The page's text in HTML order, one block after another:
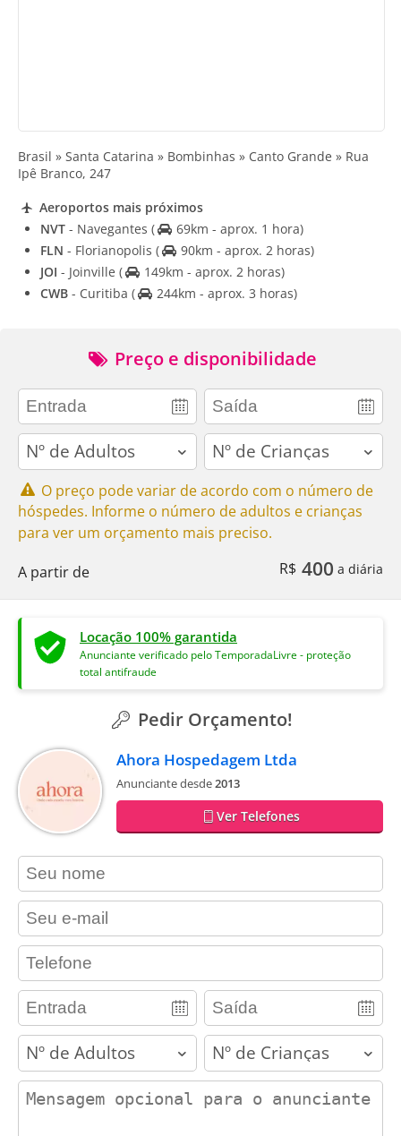
Brasil » Santa Catarina » Bombinhas » Canto Grande » Rua
Ipê Branco, 247
Aeroportos mais próximos
NVT - Navegantes (
69km - aprox. 1 hora)
FLN - Florianopolis (
90km - aprox. 2 horas)
JOI - Joinville (
149km - aprox. 2 horas)
CWB - Curitiba ( 244km - aprox. 3 horas)
Preço e disponibilidade
adults children
O preço pode variar de acordo com o número de
hóspedes. Informe o número de adultos e crianças
para ver um orçamento mais preciso.
A partir de
R$ 400 a diária
Locação 100% garantida
Anunciante verificado pelo TemporadaLivre - proteção
total antifraude
Pedir Orçamento!
Ahora Hospedagem Ltda
Anunciante desde2013
Ver Telefones
contact_name
contact_email
contact_phone
adults children
contact_message